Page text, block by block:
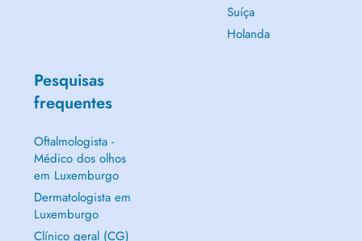
Suíça
Holanda
Pesquisas
frequentes
Oftalmologista -
Médico dos olhos
em Luxemburgo
Dermatologista em
Luxemburgo
Clínico geral (CG)